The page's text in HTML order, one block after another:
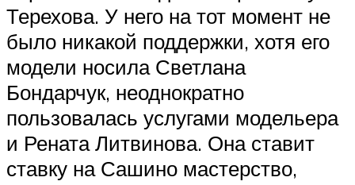
Терехова. У него на тот момент не
было никакой поддержки, хотя его
модели носила Светлана
Бондарчук, неоднократно
пользовалась услугами модельера
и Рената Литвинова. Она ставит
ставку на Сашино мастерство,